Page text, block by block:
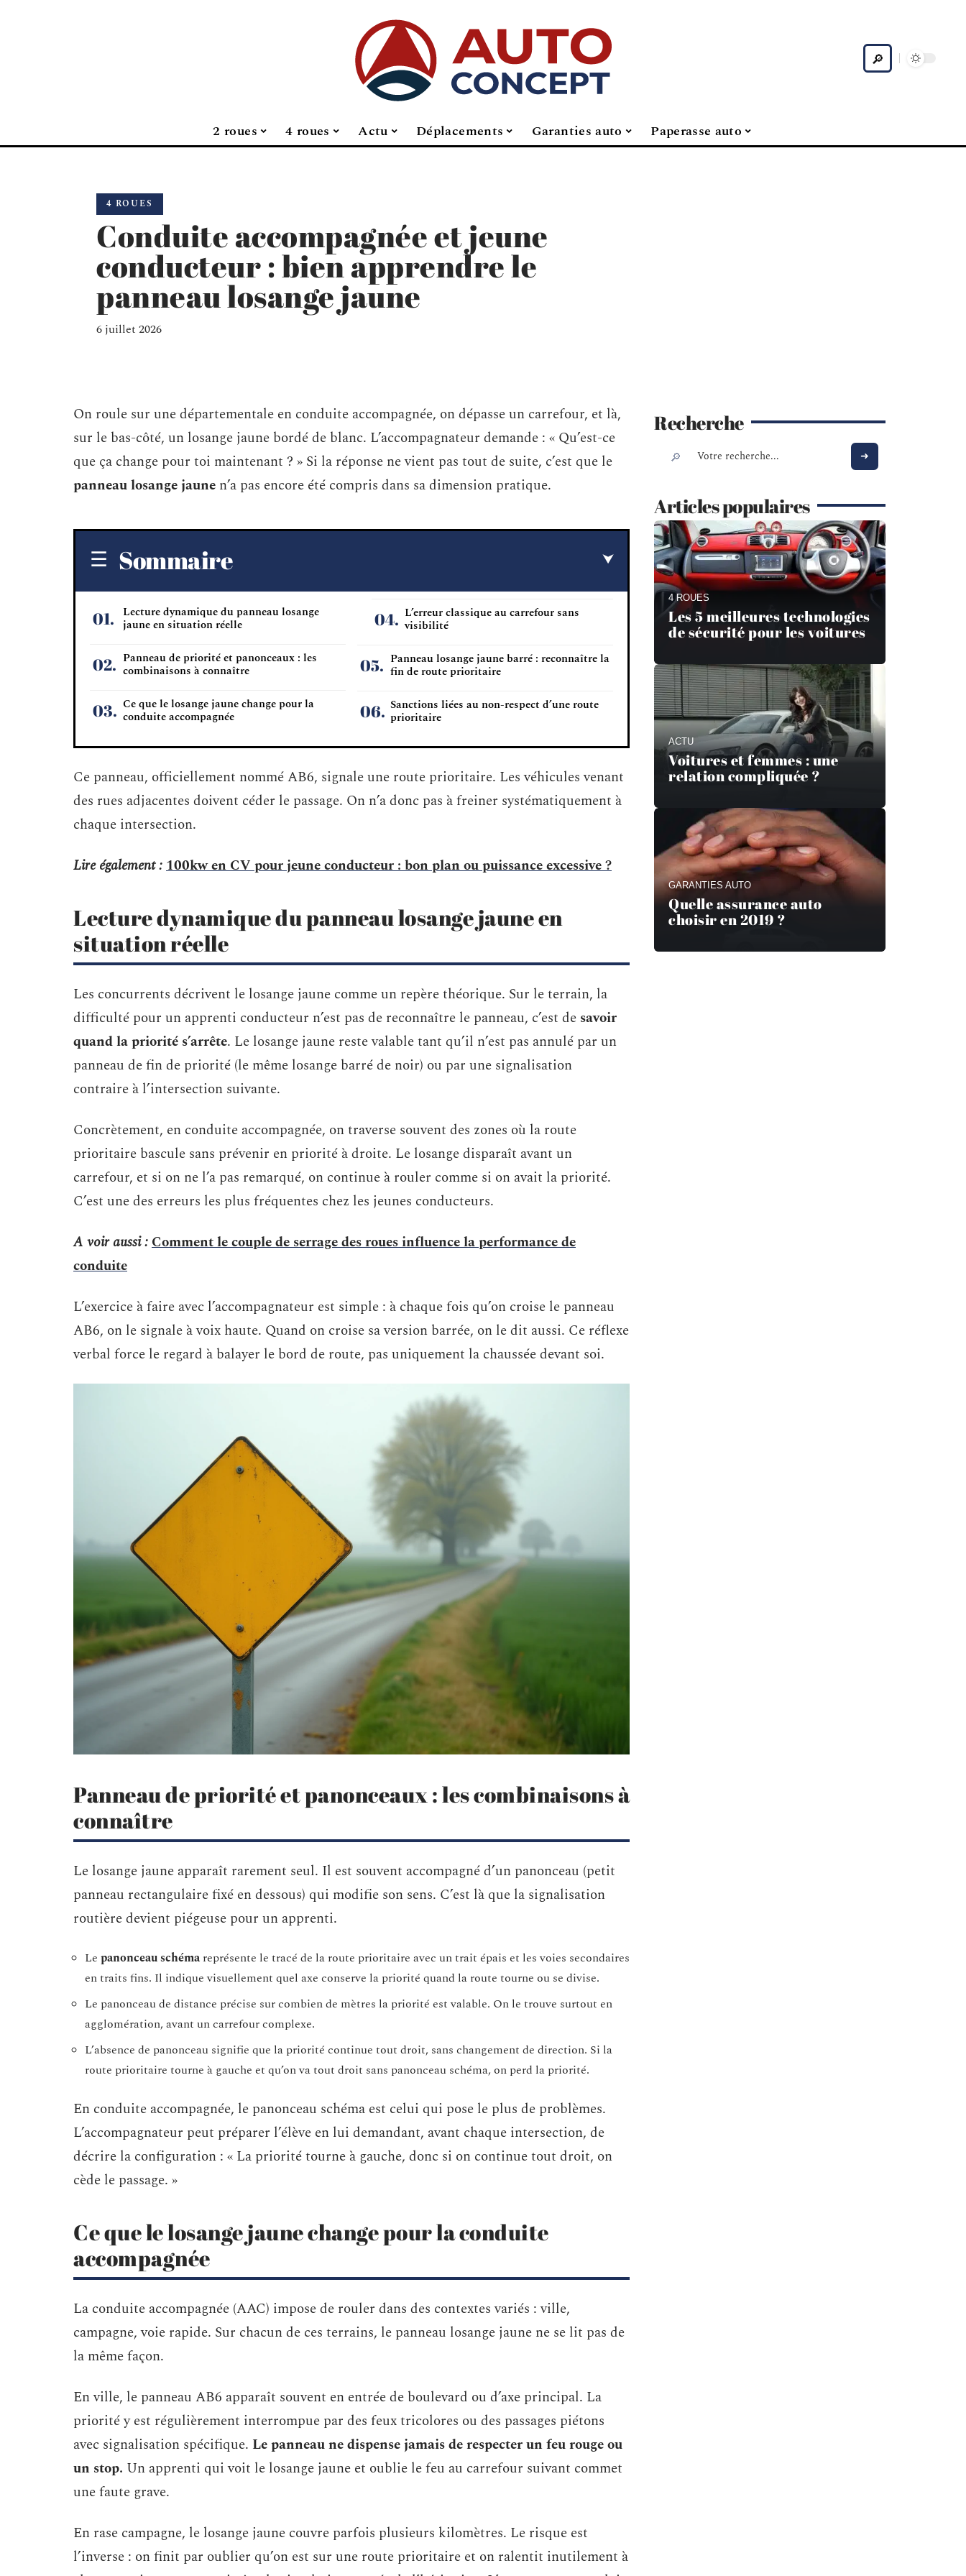
2 roues 4 roues Actu Déplacements Garanties auto Paperasse auto
4 ROUES
Conduite accompagnée et jeune
conducteur : bien apprendre le
panneau losange jaune
6 juillet 2026
On roule sur une départementale en conduite accompagnée, on dépasse un carrefour, et là,
sur le bas-côté, un losange jaune bordé de blanc. L’accompagnateur demande : « Qu’est-ce
que ça change pour toi maintenant ? » Si la réponse ne vient pas tout de suite, c’est que le
panneau losange jaune n’a pas encore été compris dans sa dimension pratique.
Sommaire
Lecture dynamique du panneau losange
jaune en situation réelle
Panneau de priorité et panonceaux : les
combinaisons à connaître
Ce que le losange jaune change pour la
conduite accompagnée
L’erreur classique au carrefour sans
visibilité
Panneau losange jaune barré : reconnaître la
fin de route prioritaire
Sanctions liées au non-respect d’une route
prioritaire
Ce panneau, officiellement nommé AB6, signale une route prioritaire. Les véhicules venant
des rues adjacentes doivent céder le passage. On n’a donc pas à freiner systématiquement à
chaque intersection.
Lire également :100kw en CV pour jeune conducteur : bon plan ou puissance excessive ?
Lecture dynamique du panneau losange jaune en
situation réelle
Les concurrents décrivent le losange jaune comme un repère théorique. Sur le terrain, la
difficulté pour un apprenti conducteur n’est pas de reconnaître le panneau, c’est de savoir
quand la priorité s’arrête. Le losange jaune reste valable tant qu’il n’est pas annulé par un
panneau de fin de priorité (le même losange barré de noir) ou par une signalisation
contraire à l’intersection suivante.
Concrètement, en conduite accompagnée, on traverse souvent des zones où la route
prioritaire bascule sans prévenir en priorité à droite. Le losange disparaît avant un
carrefour, et si on ne l’a pas remarqué, on continue à rouler comme si on avait la priorité.
C’est une des erreurs les plus fréquentes chez les jeunes conducteurs.
A voir aussi :Comment le couple de serrage des roues influence la performance de
conduite
L’exercice à faire avec l’accompagnateur est simple : à chaque fois qu’on croise le panneau
AB6, on le signale à voix haute. Quand on croise sa version barrée, on le dit aussi. Ce réflexe
verbal force le regard à balayer le bord de route, pas uniquement la chaussée devant soi.
Panneau de priorité et panonceaux : les combinaisons à
connaître
Le losange jaune apparaît rarement seul. Il est souvent accompagné d’un panonceau (petit
panneau rectangulaire fixé en dessous) qui modifie son sens. C’est là que la signalisation
routière devient piégeuse pour un apprenti.
Le panonceau schéma représente le tracé de la route prioritaire avec un trait épais et les voies secondaires
en traits fins. Il indique visuellement quel axe conserve la priorité quand la route tourne ou se divise.
Le panonceau de distance précise sur combien de mètres la priorité est valable. On le trouve surtout en
agglomération, avant un carrefour complexe.
L’absence de panonceau signifie que la priorité continue tout droit, sans changement de direction. Si la
route prioritaire tourne à gauche et qu’on va tout droit sans panonceau schéma, on perd la priorité.
En conduite accompagnée, le panonceau schéma est celui qui pose le plus de problèmes.
L’accompagnateur peut préparer l’élève en lui demandant, avant chaque intersection, de
décrire la configuration : « La priorité tourne à gauche, donc si on continue tout droit, on
cède le passage. »
Ce que le losange jaune change pour la conduite
accompagnée
La conduite accompagnée (AAC) impose de rouler dans des contextes variés : ville,
campagne, voie rapide. Sur chacun de ces terrains, le panneau losange jaune ne se lit pas de
la même façon.
En ville, le panneau AB6 apparaît souvent en entrée de boulevard ou d’axe principal. La
priorité y est régulièrement interrompue par des feux tricolores ou des passages piétons
avec signalisation spécifique. Le panneau ne dispense jamais de respecter un feu rouge ou
un stop. Un apprenti qui voit le losange jaune et oublie le feu au carrefour suivant commet
une faute grave.
En rase campagne, le losange jaune couvre parfois plusieurs kilomètres. Le risque est
l’inverse : on finit par oublier qu’on est sur une route prioritaire et on ralentit inutilement à
Recherche
Articles populaires
4 ROUES
Les 5 meilleures technologies
de sécurité pour les voitures
ACTU
Voitures et femmes : une
relation compliquée ?
GARANTIES AUTO
Quelle assurance auto
choisir en 2019 ?